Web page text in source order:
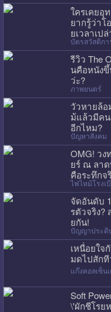
ใครเคยอุ
ยากรู้ว่าโ
ยเวลาเป
บัตรสวัสดิกา
รีวิว The
นคือหนัง
ว่ะ?
ภาพยนตร์
วัวหายล้อ
ม้แล้วมีค
อีกไหม?
ปัญหาสังคม
OMG! ว
ยร์ ณ ลาด
คือระทึกจ
ไฟไหม้โรงเ
จัดอันดับ
รตัวจริง?
ยกัน!
ปัญญาประดิ
เหนื่อยใจ
มดไปสัก
แก๊งคอลเซ็น
Soft
\'ผักชีโรย